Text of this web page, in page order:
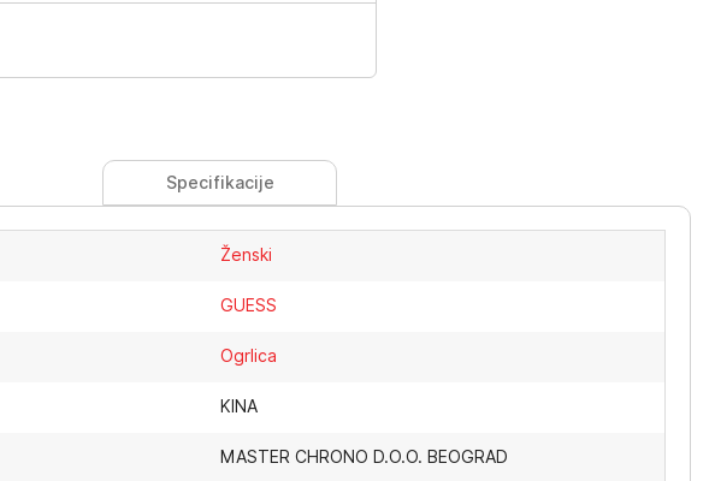
Specifikacije
Ženski
GUESS
Ogrlica
KINA
MASTER CHRONO D.O.O. BEOGRAD